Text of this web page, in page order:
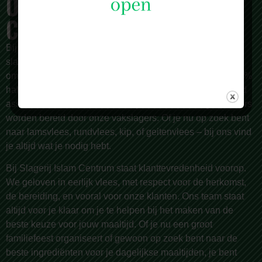
CENTRUM
Bij
slagerij. Al sinds 1987 zijn we een begrip in Rotterdam en
omstreken, bekend om onze zorgvuldige selectie van 100%
halal vlees van de hoogste kwaliteit. Wij bieden een breed
assortiment, met meer dan 150 producten die dagelijks vers
worden bereid door onze vakslagers. Of je nu op zoek bent
naar lamsvlees, rundvlees, kip, of geitenvlees – bij ons vind
je altijd wat je nodig hebt.
Bij Slagerij Islam Centrum staat klanttevredenheid voorop.
We geloven in eerlijk vlees, met respect voor de herkomst,
de bereiding, en vooral voor onze klanten. Ons team staat
altijd voor je klaar om je te helpen bij het maken van de
beste keuze voor jouw maaltijd. Of je nu een groot
familiefeest organiseert of gewoon op zoek bent naar de
beste ingrediënten voor je dagelijkse maaltijden, je bent